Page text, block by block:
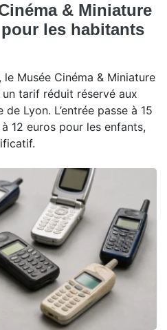
& Miniature
les habitants
Musée Cinéma & Miniature
un tarif réduit réservé aux
Lyon. L’entrée passe à 15
12 euros pour les enfants,